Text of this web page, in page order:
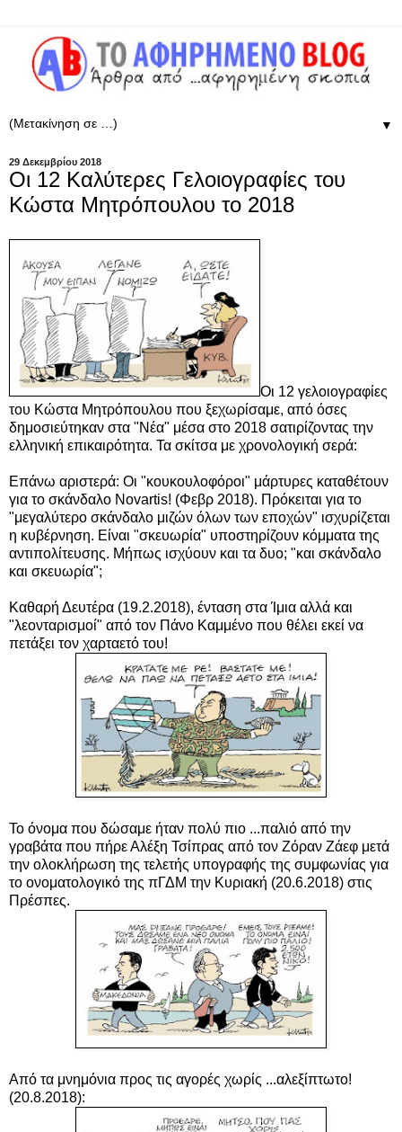
▼
29 Δεκεμβρίου 2018
Οι 12 Καλύτερες Γελοιογραφίες του
Κώστα Μητρόπουλου το 2018
Οι 12 γελοιογραφίες
του Κώστα Μητρόπουλου που ξεχωρίσαμε, από όσες
δημοσιεύτηκαν στα "Νέα" μέσα στο 2018 σατιρίζοντας την
ελληνική επικαιρότητα. Τα σκίτσα με χρονολογική σερά:
Επάνω αριστερά: Οι "κουκουλοφόροι" μάρτυρες καταθέτουν
για το σκάνδαλο Novartis! (Φεβρ 2018). Πρόκειται για το
"μεγαλύτερο σκάνδαλο μιζών όλων των εποχών" ισχυρίζεται
η κυβέρνηση. Είναι "σκευωρία" υποστηρίζουν κόμματα της
αντιπολίτευσης. Μήπως ισχύουν και τα δυο; "και σκάνδαλο
και σκευωρία";
Καθαρή Δευτέρα (19.2.2018), ένταση στα Ίμια αλλά και
"λεονταρισμοί" από τον Πάνο Καμμένο που θέλει εκεί να
πετάξει τον χαρταετό του!
Το όνομα που δώσαμε ήταν πολύ πιο ...παλιό από την
γραβάτα που πήρε Αλέξη Τσίπρας από τον Ζόραν Ζάεφ μετά
την ολοκλήρωση της τελετής υπογραφής της συμφωνίας για
το ονοματολογικό της πΓΔΜ την Κυριακή (20.6.2018) στις
Πρέσπες.
Από τα μνημόνια προς τις αγορές χωρίς ...αλεξίπτωτο!
(20.8.2018):